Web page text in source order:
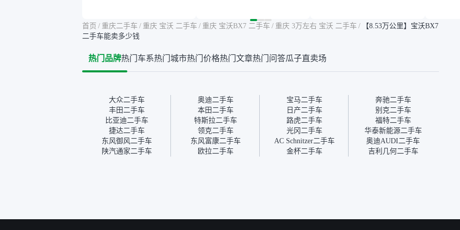
况。我拿到你们的信息之
后，自己又在线上去做了一
台），同时也找了朋友帮忙
线下看车。结果跟你们的报
我第一天看车，第二天你们
就约我到店，我第三天去提
的车。去之前我提前跟交接
人员说好，到了之后要当着
我的面再做一次复检，你们
也安排了师傅，服务可以，
速度很快。体验下来自营车
平台，车价贵点也正常，毕
竟有保障。其他平台上很多
多花点钱买个放心。从个人
期，这一点很便捷，其他平
心的额外价值。虽然我砍过
为瓜子有质保，车子出小毛
病维修更有保障。”
首页 / 重庆二手车 / 重庆 宝沃 二手车 / 重庆 宝沃BX7 二手车 / 重庆 3万左右 宝沃 二手车 /
【8.53万公里】宝沃BX7
二手车能卖多少钱
热门品牌热门车系热门城市热门价格热门文章热门问答瓜子直卖场
大众二手车 奥迪二手车 宝马二手车
奔驰二手车
丰田二手车
本田二手车 日产二手车
别克二手车
比亚迪二手车
特斯拉二手车 路虎二手车
福特二手车
捷达二手车
领克二手车 光冈二手车
华泰新能源二手车
东风御风二手车
东风富康二手车 AC Schnitzer二手车
奥迪AUDI二手车
陕汽通家二手车
欧拉二手车 金杯二手车 吉利几何二手车